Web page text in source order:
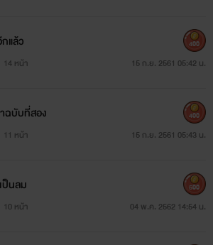
แล้ว
14 หน้า 15 ก.ย. 2561 05:42 น.
400
บับที่สอง
11 หน้า 15 ก.ย. 2561 05:43 น.
400
ป็นลม
10 หน้า 04 พ.ค. 2562 14:54 น.
500